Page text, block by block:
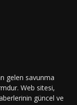
gelen savunma
Web sitesi,
güncel ve